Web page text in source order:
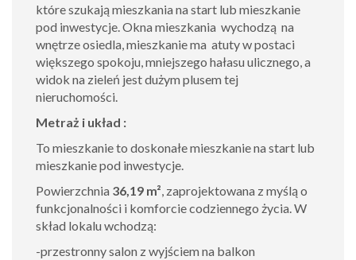
które szukają mieszkania na start lub mieszkanie
pod inwestycje. Okna mieszkania wychodzą na
wnętrze osiedla, mieszkanie ma atuty w postaci
większego spokoju, mniejszego hałasu ulicznego, a
widok na zieleń jest dużym plusem tej
nieruchomości.
Metraż i układ :
To mieszkanie to doskonałe mieszkanie na start lub
mieszkanie pod inwestycje.
Powierzchnia 36,19 m², zaprojektowana z myślą o
funkcjonalności i komforcie codziennego życia. W
skład lokalu wchodzą:
-przestronny salon z wyjściem na balkon